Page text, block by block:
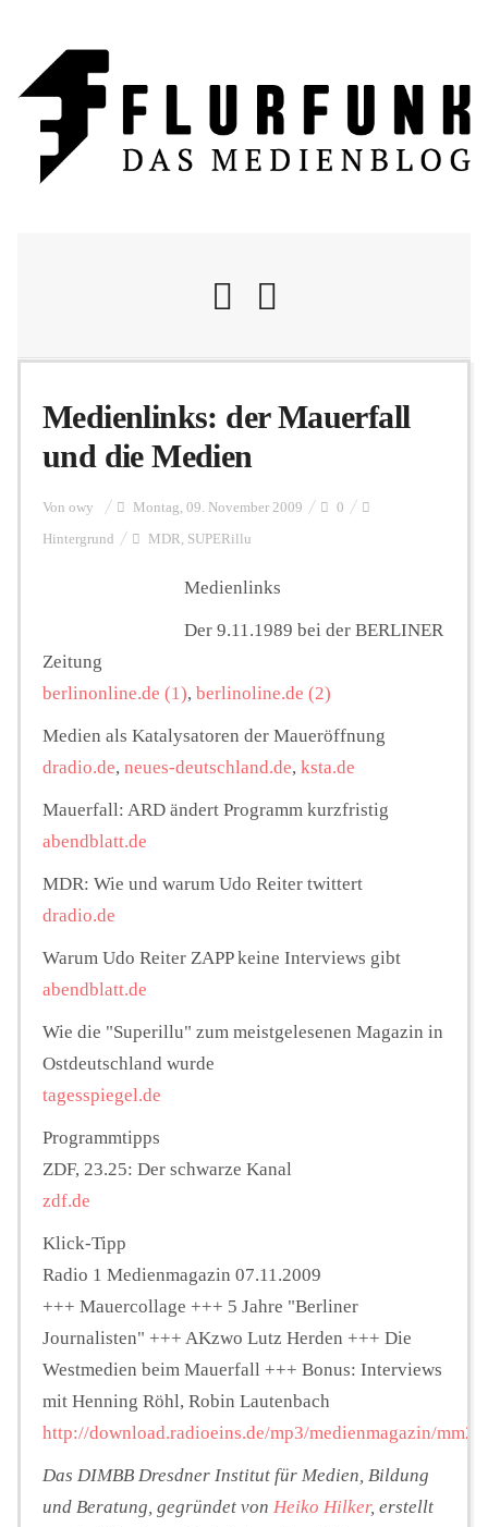
Nachrichten
Flurschelte
Personalien
Hintergrund
Podcast
Seminare
Unterstützen
Medienlinks: der Mauerfall
und die Medien
Von owy Montag, 09. November 2009 0
Hintergrund MDR, SUPERillu
Medienlinks
Der 9.11.1989 bei der BERLINER
Zeitung
berlinonline.de (1), berlinoline.de (2)
Medien als Katalysatoren der Maueröffnung
dradio.de, neues-deutschland.de, ksta.de
Mauerfall: ARD ändert Programm kurzfristig
abendblatt.de
MDR: Wie und warum Udo Reiter twittert
dradio.de
Warum Udo Reiter ZAPP keine Interviews gibt
abendblatt.de
Wie die "Superillu" zum meistgelesenen Magazin in
Ostdeutschland wurde
tagesspiegel.de
Programmtipps
ZDF, 23.25: Der schwarze Kanal
zdf.de
Klick-Tipp
Radio 1 Medienmagazin 07.11.2009
+++ Mauercollage +++ 5 Jahre "Berliner
Journalisten" +++ AKzwo Lutz Herden +++ Die
Westmedien beim Mauerfall +++ Bonus: Interviews
mit Henning Röhl, Robin Lautenbach
http://download.radioeins.de/mp3/medienmagazin/
Das DIMBB Dresdner Institut für Medien, Bildung
und Beratung, gegründet von Heiko Hilker, erstellt